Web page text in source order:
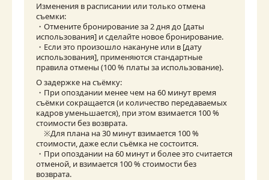
Изменения в расписании или только отмена
съемки:
・Отмените бронирование за 2 дня до [даты
использования] и сделайте новое бронирование.
・Если это произошло накануне или в [дату
использования], применяются стандартные
правила отмены (100 % платы за использование).
О задержке на съёмку:
・При опоздании менее чем на 60 минут время
съёмки сокращается (и количество передаваемых
кадров уменьшается), при этом взимается 100 %
стоимости без возврата.
※Для плана на 30 минут взимается 100 %
стоимости, даже если съёмка не состоится.
・При опоздании на 60 минут и более это считается
отменой, и взимается 100 % стоимости без
возврата.